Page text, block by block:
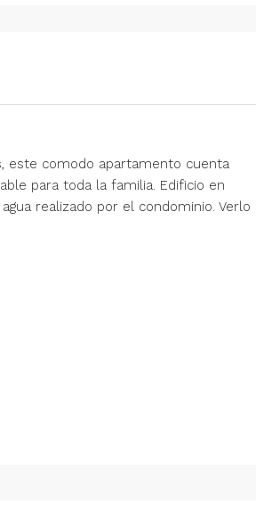
este comodo apartamento cuenta
para toda la familia. Edificio en
realizado por el condominio. Verlo